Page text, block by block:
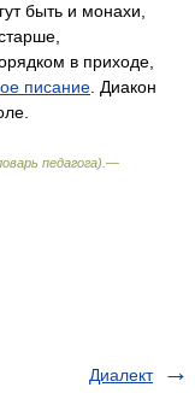
быть и монахи,
в приходе,
писание . Диакон
педагога).—
Диалект